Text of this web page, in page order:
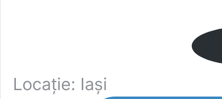
Locație: Iași